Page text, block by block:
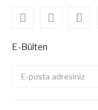
E-Bülten